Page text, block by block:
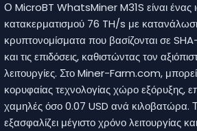
Ο MicroBT WhatsMiner M31S είναι ένας
κατακερματισμού 76 TH/s με
κρυπτονομίσματα που βασίζονται σε
και τις επιδόσεις, καθιστώντας τον
λειτουργίες. Στο Miner-Farm.com,
κορυφαίας τεχνολογίας χώρο εξόρυξης,
χαμηλές όσο 0.07 USD ανά κιλοβατώρα.
εξασφαλίζει μέγιστο χρόνο λειτουργίας